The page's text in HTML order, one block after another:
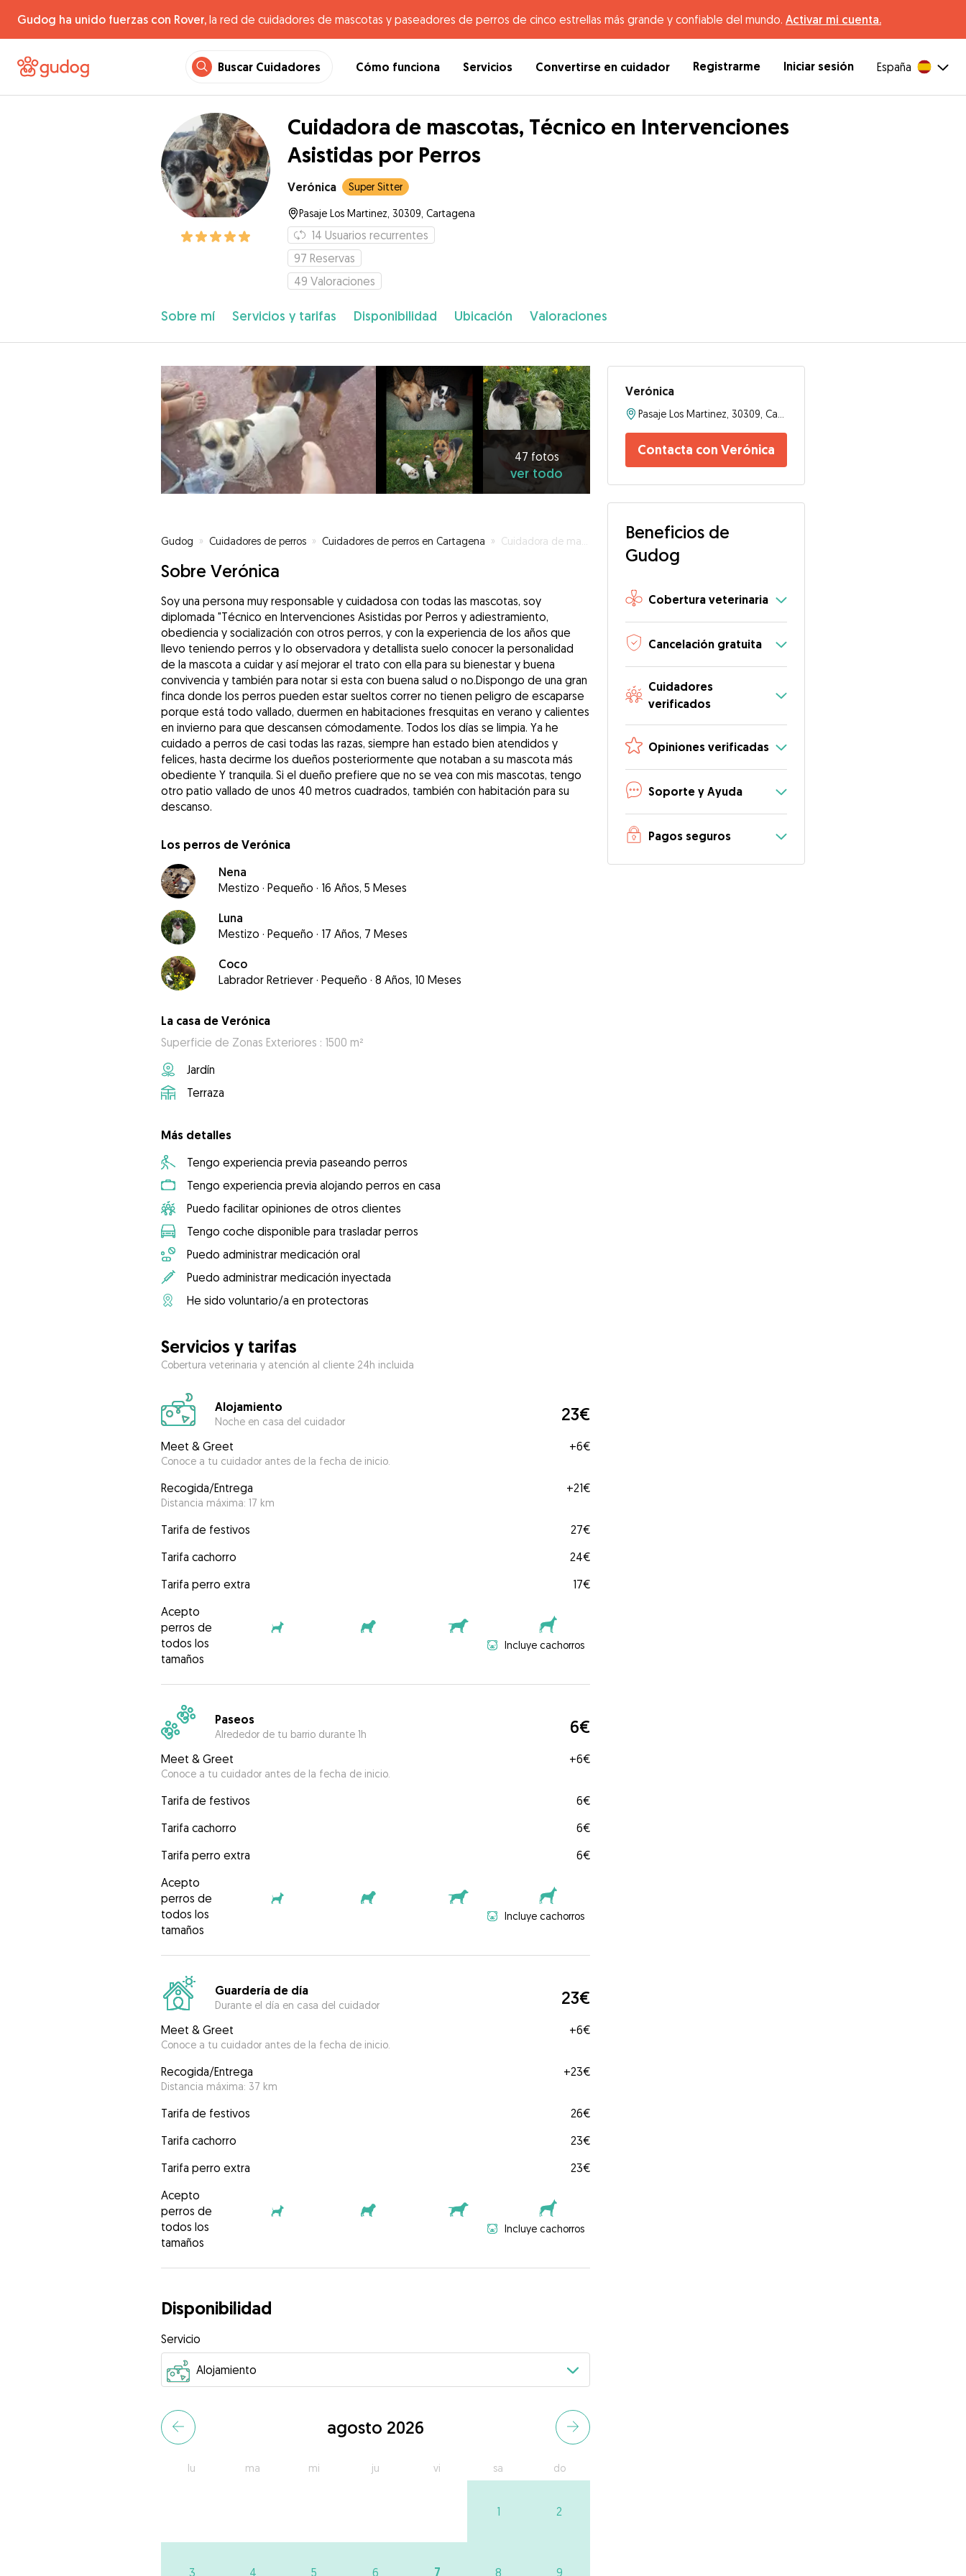
Gudog ha unido fuerzas con Rover, la red de cuidadores de mascotas y paseadores de perros de cinco estrellas más grande y confiable del mundo. Activar mi cuenta.
Buscar Cuidadores Cómo funciona Servicios Convertirse en cuidador Registrarme Iniciar sesión España
Cuidadora de mascotas, Técnico en Intervenciones
Asistidas por Perros
Verónica Super Sitter
Pasaje Los Martinez, 30309, Cartagena
14 Usuarios recurrentes
97 Reservas
49 Valoraciones
Sobre mí Servicios y tarifas Disponibilidad Ubicación Valoraciones
47 fotos
ver todo
Gudog » Cuidadores de perros » Cuidadores de perros en Cartagena » Cuidadora de mascotas, Técnico en Intervenciones Asistidas por Perros
Sobre Verónica
Soy una persona muy responsable y cuidadosa con todas las mascotas, soy
diplomada "Técnico en Intervenciones Asistidas por Perros y adiestramiento,
obediencia y socialización con otros perros, y con la experiencia de los años que
llevo teniendo perros y lo observadora y detallista suelo conocer la personalidad
de la mascota a cuidar y así mejorar el trato con ella para su bienestar y buena
convivencia y también para notar si esta con buena salud o no.Dispongo de una gran
finca donde los perros pueden estar sueltos correr no tienen peligro de escaparse
porque está todo vallado, duermen en habitaciones fresquitas en verano y calientes
en invierno para que descansen cómodamente. Todos los días se limpia. Ya he
cuidado a perros de casi todas las razas, siempre han estado bien atendidos y
felices, hasta decirme los dueños posteriormente que notaban a su mascota más
obediente Y tranquila. Si el dueño prefiere que no se vea con mis mascotas, tengo
otro patio vallado de unos 40 metros cuadrados, también con habitación para su
descanso.
Los perros de Verónica
Nena
Mestizo · Pequeño · 16 Años, 5 Meses
Luna
Mestizo · Pequeño · 17 Años, 7 Meses
Coco
Labrador Retriever · Pequeño · 8 Años, 10 Meses
La casa de Verónica
Superficie de Zonas Exteriores : 1500 m²
Jardín
Terraza
Más detalles
Tengo experiencia previa paseando perros
Tengo experiencia previa alojando perros en casa
Puedo facilitar opiniones de otros clientes
Tengo coche disponible para trasladar perros
Puedo administrar medicación oral
Puedo administrar medicación inyectada
He sido voluntario/a en protectoras
Servicios y tarifas
Cobertura veterinaria y atención al cliente 24h incluida
Alojamiento
Noche en casa del cuidador 23€
Meet & Greet
Conoce a tu cuidador antes de la fecha de inicio.
+6€
Recogida/Entrega
Distancia máxima: 17 km
+21€
Tarifa de festivos
27€
Tarifa cachorro
24€
Tarifa perro extra
17€
Acepto
perros de
todos los
tamaños
Incluye cachorros
Paseos
Alrededor de tu barrio durante 1h 6€
Meet & Greet
Conoce a tu cuidador antes de la fecha de inicio.
+6€
Tarifa de festivos
6€
Tarifa cachorro
6€
Tarifa perro extra
6€
Acepto
perros de
todos los
tamaños
Incluye cachorros
Guardería de día
Durante el día en casa del cuidador 23€
Meet & Greet
Conoce a tu cuidador antes de la fecha de inicio.
+6€
Recogida/Entrega
Distancia máxima: 37 km
+23€
Tarifa de festivos
26€
Tarifa cachorro
23€
Tarifa perro extra
23€
Acepto
perros de
todos los
tamaños
Incluye cachorros
Disponibilidad
Servicio
agosto 2026
lu ma mi ju vi sa do
1 2
3 4 5 6 7 8 9
Verónica
Contacta con Verónica
Beneficios de
Gudog
Cobertura veterinaria
Cancelación gratuita
Cuidadores
verificados
Opiniones verificadas
Soporte y Ayuda
Pagos seguros